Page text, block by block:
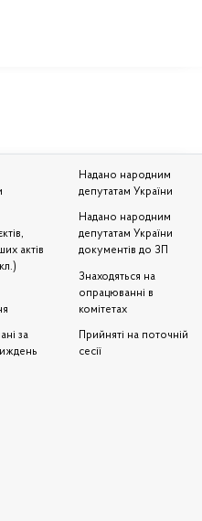
актів
за
Надано народним
депутатам України
Надано народним
депутатам України
документів до ЗП
Знаходяться на
опрацюванні в
комітетах
Прийняті на поточній
сесії